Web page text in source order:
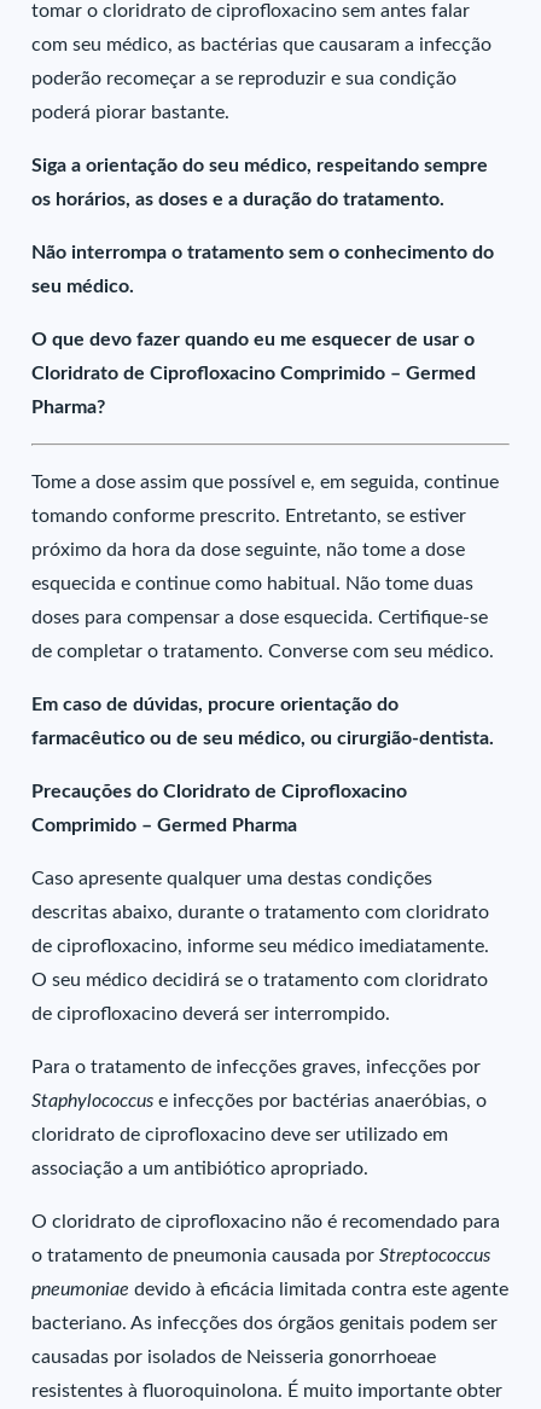
tomar o cloridrato de ciprofloxacino sem antes falar
com seu médico, as bactérias que causaram a infecção
poderão recomeçar a se reproduzir e sua condição
poderá piorar bastante.
Siga a orientação do seu médico, respeitando sempre
os horários, as doses e a duração do tratamento.
Não interrompa o tratamento sem o conhecimento do
seu médico.
O que devo fazer quando eu me esquecer de usar o
Cloridrato de Ciprofloxacino Comprimido – Germed
Pharma?
Tome a dose assim que possível e, em seguida, continue
tomando conforme prescrito. Entretanto, se estiver
próximo da hora da dose seguinte, não tome a dose
esquecida e continue como habitual. Não tome duas
doses para compensar a dose esquecida. Certifique-se
de completar o tratamento. Converse com seu médico.
Em caso de dúvidas, procure orientação do
farmacêutico ou de seu médico, ou cirurgião-dentista.
Precauções do Cloridrato de Ciprofloxacino
Comprimido – Germed Pharma
Caso apresente qualquer uma destas condições
descritas abaixo, durante o tratamento com cloridrato
de ciprofloxacino, informe seu médico imediatamente.
O seu médico decidirá se o tratamento com cloridrato
de ciprofloxacino deverá ser interrompido.
Para o tratamento de infecções graves, infecções por
Staphylococcus e infecções por bactérias anaeróbias, o
cloridrato de ciprofloxacino deve ser utilizado em
associação a um antibiótico apropriado.
O cloridrato de ciprofloxacino não é recomendado para
o tratamento de pneumonia causada porStreptococcus
pneumoniae devido à eficácia limitada contra este agente
bacteriano. As infecções dos órgãos genitais podem ser
causadas por isolados de Neisseria gonorrhoeae
resistentes à fluoroquinolona. É muito importante obter